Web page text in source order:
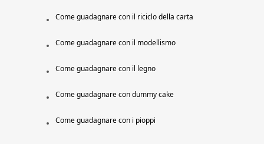
Come guadagnare con il riciclo della carta​​
Come guadagnare con il modellismo​​
Come guadagnare con il legno​​
Come guadagnare con dummy cake​​
Come guadagnare con i pioppi​​